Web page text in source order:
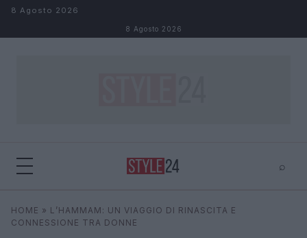
Salta al contenuto
8 Agosto 2026
8 Agosto 2026
⌕
Cerca
HOME » L’HAMMAM: UN VIAGGIO DI RINASCITA E
CONNESSIONE TRA DONNE